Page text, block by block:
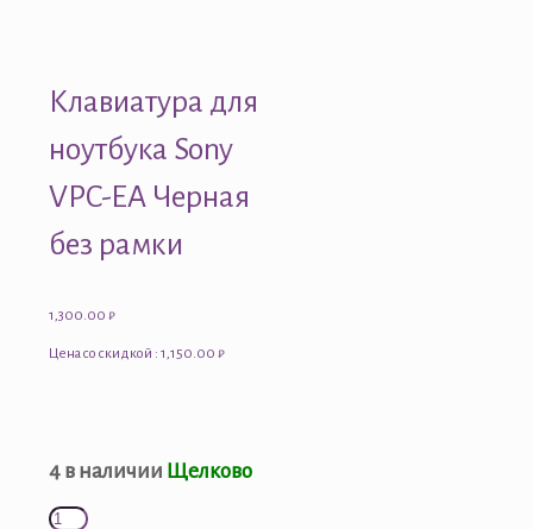
Клавиатура для
ноутбука Sony
VPC-EA Черная
без рамки
1,300.00 ₽
Цена со скидкой : 1,150.00 ₽
4 в наличии Щелково
Количество